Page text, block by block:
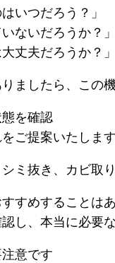
いつだろう？」
ないだろうか？」
丈夫だろうか？」
ましたら、この
を確認
ご提案いたします
ミ抜き、カビ取
すめすることはあ
し、本当に必要
意です